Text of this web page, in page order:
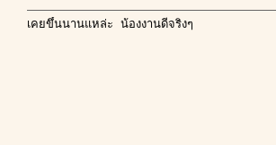
เคยขึ้นนานแหล่ะ น้องงานดีจริงๆ